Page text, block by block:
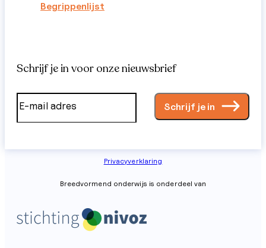
Begrippenlijst
Schrijf je in voor onze nieuwsbrief
Schrijf je in
Privacyverklaring
Breedvormend onderwijs is onderdeel van